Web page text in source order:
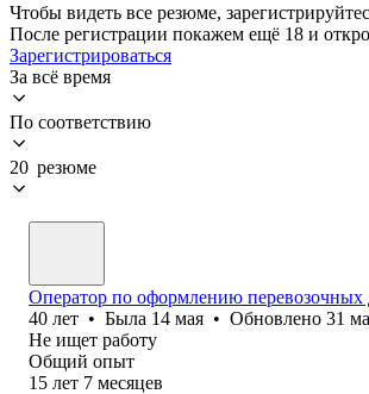
Чтобы видеть все резюме,
После регистрации покажем ещё 18 и
Зарегистрироваться
За всё время
По соответствию
20 резюме
Оператор по оформлению перевозочных
40 лет • Была 14 мая • Обновлено 31
Не ищет работу
Общий опыт
15 лет 7 месяцев